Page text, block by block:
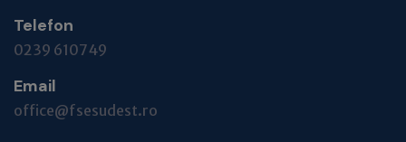
Telefon
0239 610749
Email
office@fsesudest.ro